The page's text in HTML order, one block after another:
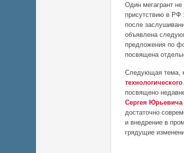
Один мегагрант
присутствию в РФ
после
объявлена
предложения по
посвящена
Следующая тема,
посвящено
Сергея Юрьевича
достаточно
и внедрение в
грядущие